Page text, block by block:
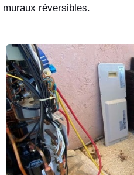
muraux réversibles.